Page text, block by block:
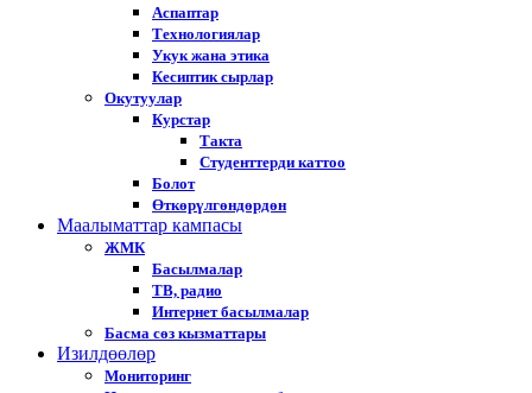
Аспаптар
Технологиялар
Укук жана этика
Кесиптик сырлар
Окутуулар
Курстар
Такта
Студенттерди каттоо
Болот
Өткөрүлгөндөрдөн
Маалыматтар кампасы
ЖМК
Басылмалар
ТВ, радио
Интернет басылмалар
Басма сөз кызматтары
Изилдөөлөр
Мониторинг